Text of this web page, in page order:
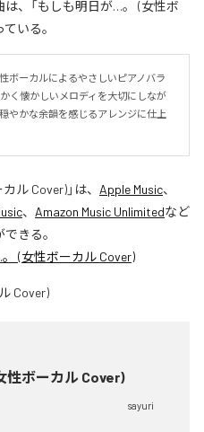
、「もしも明日が…。 (女性ボ
いる。
ボーカルによるやさしいピアノバラ
く懐かしいメロディを大切にしなが
やかな余韻を感じるアレンジに仕上
ル Cover)」は、 Apple Music、
、 Amazon Music Unlimitedなど
きる。
(女性ボーカル Cover)
性ボーカル Cover)
sayuri